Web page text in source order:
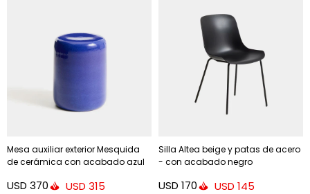
Mesa auxiliar exterior Mesquida
de cerámica con acabado azul
USD 370 USD 315
Silla Altea beige y patas de acero
- con acabado negro
USD 170 USD 145